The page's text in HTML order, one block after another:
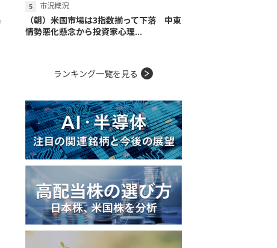
市況概況
（朝）米国市場は3指数揃って下落 中東
情勢悪化懸念から投資家心理...
ランキング一覧を見る